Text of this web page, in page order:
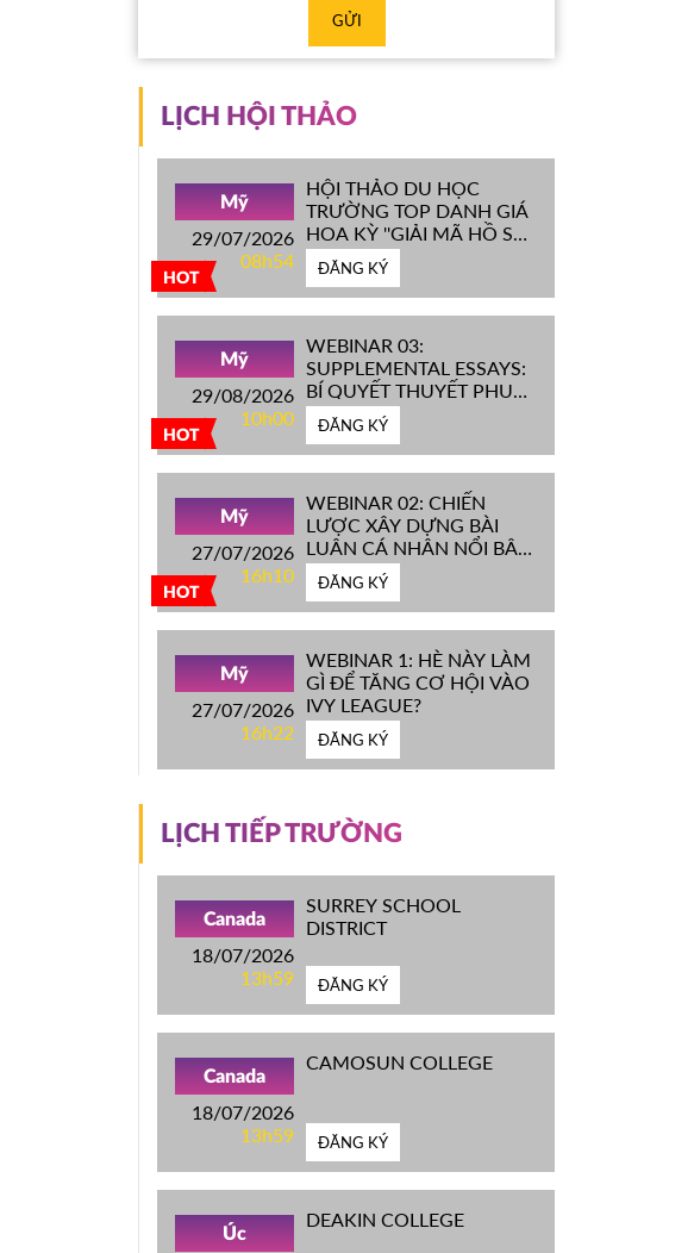
GỬI
LỊCH HỘI THẢO
HOT
Mỹ
29/07/2026
08h54
HỘI THẢO DU HỌC
TRƯỜNG TOP DANH GIÁ
HOA KỲ ''GIẢI MÃ HỒ SƠ
IVY LEAGUE''
ĐĂNG KÝ
HOT
Mỹ
29/08/2026
10h00
WEBINAR 03:
SUPPLEMENTAL ESSAYS:
BÍ QUYẾT THUYẾT PHỤC
HỘI ĐỒNG TUYỂN SINH
ĐH TOP ĐẦU MỸ
ĐĂNG KÝ
HOT
Mỹ
27/07/2026
16h10
WEBINAR 02: CHIẾN
LƯỢC XÂY DỰNG BÀI
LUẬN CÁ NHÂN NỔI BẬT
CHINH PHỤC ĐH TOP
ĐẦU MỸ
ĐĂNG KÝ
Mỹ
27/07/2026
16h22
WEBINAR 1: HÈ NÀY LÀM
GÌ ĐỂ TĂNG CƠ HỘI VÀO
IVY LEAGUE?
ĐĂNG KÝ
LỊCH TIẾP TRƯỜNG
Canada
18/07/2026
13h59
SURREY SCHOOL
DISTRICT
ĐĂNG KÝ
Canada
18/07/2026
13h59
CAMOSUN COLLEGE
ĐĂNG KÝ
Úc
DEAKIN COLLEGE